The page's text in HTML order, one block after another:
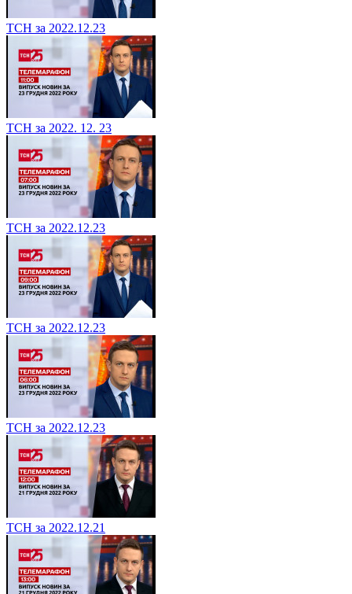
ТСН за 2022.12.23
ТСН за 2022. 12. 23
ТСН за 2022.12.23
ТСН за 2022.12.23
ТСН за 2022.12.23
ТСН за 2022.12.21